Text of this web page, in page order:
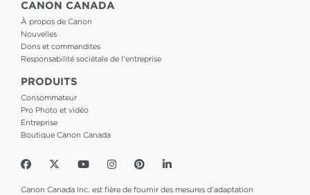
CANON CANADA
À propos de Canon
Nouvelles
Dons et commandites
Responsabilité sociétale de l'entreprise
PRODUITS
Consommateur
Pro Photo et vidéo
Entreprise
Boutique Canon Canada
Canon Canada Inc. est fière de fournir des mesures d’adaptation